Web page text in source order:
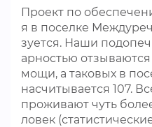
Проект по
я в поселке
зуется. Наши
арностью
мощи, а таковых в
насчитывается 107.
проживают чуть
ловек